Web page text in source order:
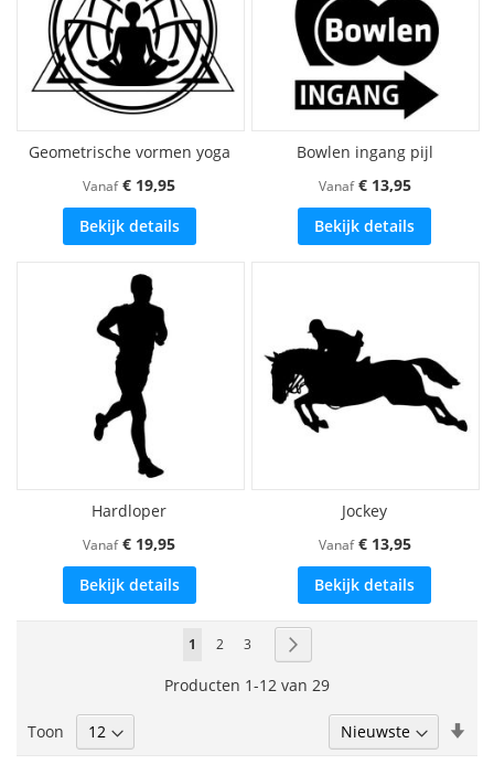
Geometrische vormen yoga
Vanaf € 19,95
Bekijk details
Bowlen ingang pijl
Vanaf € 13,95
Bekijk details
Hardloper
Vanaf € 19,95
Bekijk details
Jockey
Vanaf € 13,95
Bekijk details
Pagina
U
lees
1 Pagina
2 Pagina
3
Producten 1-12 van 29
Toon